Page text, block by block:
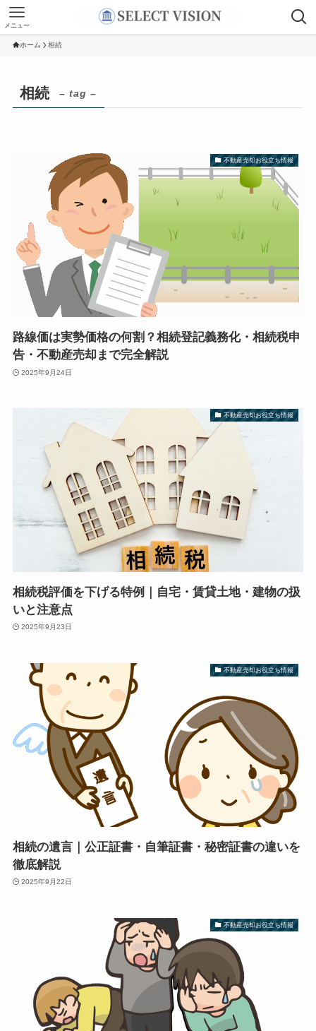
メニュー
ホーム 相続
相続 – tag –
不動産売却お役立ち情報
路線価は実勢価格の何割？相続登記義務化・相続税申
告・不動産売却まで完全解説
2025年9月24日
不動産売却お役立ち情報
相続税評価を下げる特例｜自宅・賃貸土地・建物の扱
いと注意点
2025年9月23日
不動産売却お役立ち情報
相続の遺言｜公正証書・自筆証書・秘密証書の違いを
徹底解説
2025年9月22日
不動産売却お役立ち情報